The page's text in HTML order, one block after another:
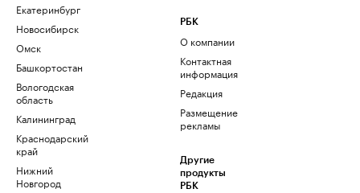
Екатеринбург
Новосибирск
Омск
Башкортостан
Вологодская
область
Калининград
Краснодарский
край
Нижний
Новгород
РБК
О компании
Контактная
информация
Редакция
Размещение
рекламы
Другие
продукты
РБК